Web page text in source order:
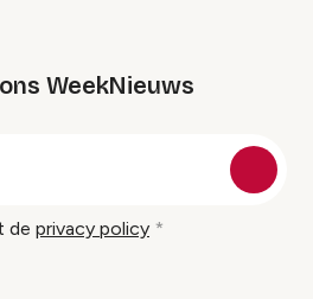
WeekNieuws
de privacy policy